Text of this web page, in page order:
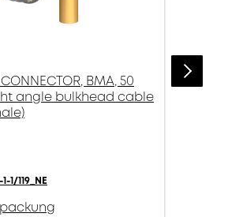
BMA, 50
angle bulkhead cable
1/119_NE